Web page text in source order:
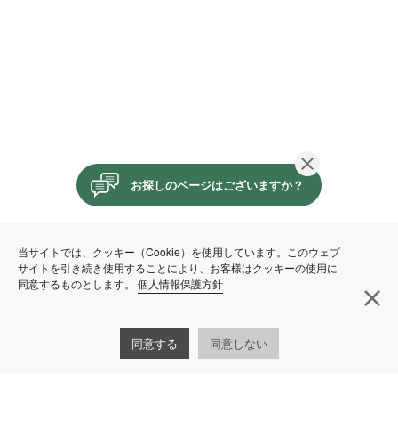
お探しのページはございますか？
当サイトでは、クッキー（Cookie）を使用しています。このウェブ
サイトを引き続き使用することにより、お客様はクッキーの使用に
同意するものとします。 個人情報保護方針
同意する 同意しない